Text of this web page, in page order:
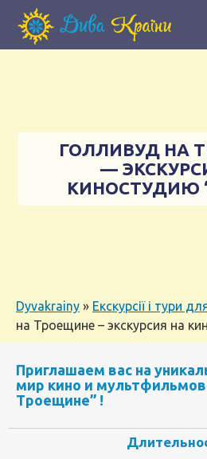
ГОЛЛИВУД НА
—
КИНОСТУДИЮ
Dyvakrainy » Екскурсії і тури
на Троещине – экскурсия на
Приглашаем вас на
мир кино и мультфильмов
Троещине” !